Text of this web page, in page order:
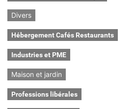
Divers
Hébergement Cafés Restaurants
Industries et PME
Maison et jardin
Professions libérales